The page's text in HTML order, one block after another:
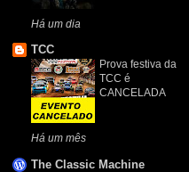
Há um dia
TCC
Prova festiva da
TCC é
CANCELADA
Há um mês
The Classic Machine